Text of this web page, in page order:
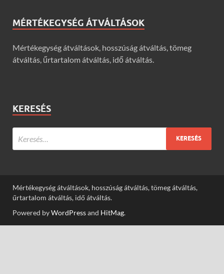
MÉRTÉKEGYSÉG ÁTVÁLTÁSOK
Mértékegység átváltások, hosszúság átváltás, tömeg
átváltás, űrtartalom átváltás, idő átváltás.
KERESÉS
Mértékegység átváltások, hosszúság átváltás, tömeg átváltás,
űrtartalom átváltás, idő átváltás.
Powered byWordPressand HitMag.